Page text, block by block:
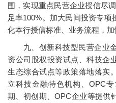
围，实现重点民营企业授信尽
足率100%。加大民间投资专
化本行授信标准、业务流程，加
九、创新科技型民营企业
资公司股权投资试点、科技企
生态综合试点等政策落地落实
立科技金融特色机构、OPC
期、初创期、OPC企业等提供